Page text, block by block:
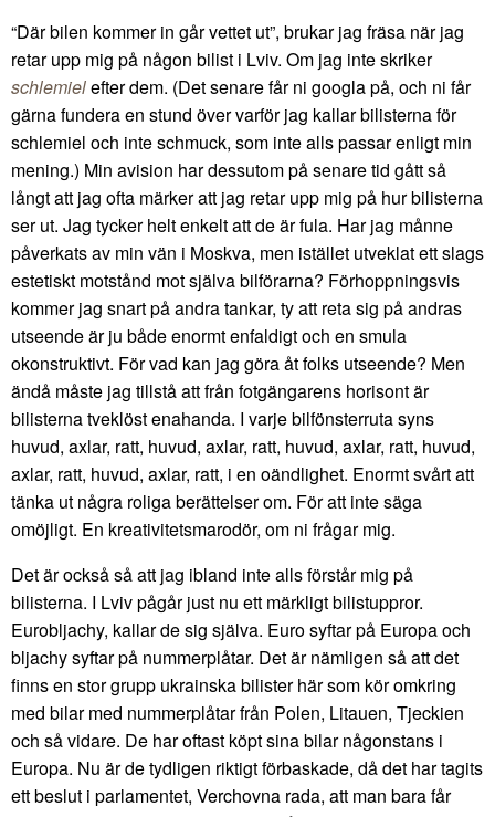
“Där bilen kommer in går vettet ut”, brukar jag fräsa när jag
retar upp mig på någon bilist i Lviv. Om jag inte skriker
schlemielefter dem. (Det senare får ni googla på, och ni får
gärna fundera en stund över varför jag kallar bilisterna för
schlemiel och inte schmuck, som inte alls passar enligt min
mening.) Min avision har dessutom på senare tid gått så
långt att jag ofta märker att jag retar upp mig på hur bilisterna
ser ut. Jag tycker helt enkelt att de är fula. Har jag månne
påverkats av min vän i Moskva, men istället utveklat ett slags
estetiskt motstånd mot själva bilförarna? Förhoppningsvis
kommer jag snart på andra tankar, ty att reta sig på andras
utseende är ju både enormt enfaldigt och en smula
okonstruktivt. För vad kan jag göra åt folks utseende? Men
ändå måste jag tillstå att från fotgängarens horisont är
bilisterna tveklöst enahanda. I varje bilfönsterruta syns
huvud, axlar, ratt, huvud, axlar, ratt, huvud, axlar, ratt, huvud,
axlar, ratt, huvud, axlar, ratt, i en oändlighet. Enormt svårt att
tänka ut några roliga berättelser om. För att inte säga
omöjligt. En kreativitetsmarodör, om ni frågar mig.
Det är också så att jag ibland inte alls förstår mig på
bilisterna. I Lviv pågår just nu ett märkligt bilistuppror.
Eurobljachy, kallar de sig själva. Euro syftar på Europa och
bljachy syftar på nummerplåtar. Det är nämligen så att det
finns en stor grupp ukrainska bilister här som kör omkring
med bilar med nummerplåtar från Polen, Litauen, Tjeckien
och så vidare. De har oftast köpt sina bilar någonstans i
Europa. Nu är de tydligen riktigt förbaskade, då det har tagits
ett beslut i parlamentet, Verchovna rada, att man bara får